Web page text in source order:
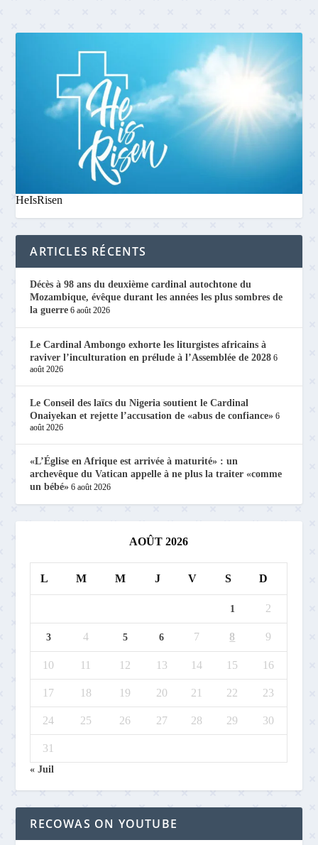
HeIsRisen
ARTICLES RÉCENTS
Décès à 98 ans du deuxième cardinal autochtone du
Mozambique, évêque durant les années les plus sombres de
la guerre 6 août 2026
Le Cardinal Ambongo exhorte les liturgistes africains à
raviver l’inculturation en prélude à l’Assemblée de 2028 6
août 2026
Le Conseil des laïcs du Nigeria soutient le Cardinal
Onaiyekan et rejette l’accusation de «abus de confiance» 6
août 2026
«L’Église en Afrique est arrivée à maturité» : un
archevêque du Vatican appelle à ne plus la traiter «comme
un bébé» 6 août 2026
AOÛT 2026
L M M J V S D
1 2
3 4 5 6 7 8 9
10 11 12 13 14 15 16
17 18 19 20 21 22 23
24 25 26 27 28 29 30
31
« Juil
RECOWAS ON YOUTUBE